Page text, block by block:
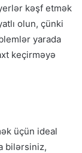
kəşf etmək
olun, çünki
yarada
keçirməyə
üçün ideal
bilərsiniz,